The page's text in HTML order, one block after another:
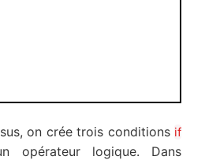
on crée trois conditions if
opérateur logique. Dans